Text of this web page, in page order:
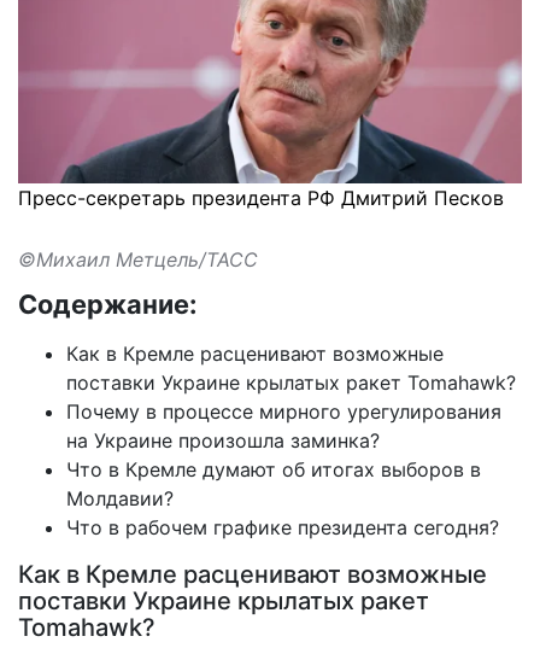
Пресс-секретарь президента РФ Дмитрий Песков
©Михаил Метцель/ТАСС
Содержание:
Как в Кремле расценивают возможные
поставки Украине крылатых ракет Tomahawk?
Почему в процессе мирного урегулирования
на Украине произошла заминка?
Что в Кремле думают об итогах выборов в
Молдавии?
Что в рабочем графике президента сегодня?
Как в Кремле расценивают возможные
поставки Украине крылатых ракет
Tomahawk?